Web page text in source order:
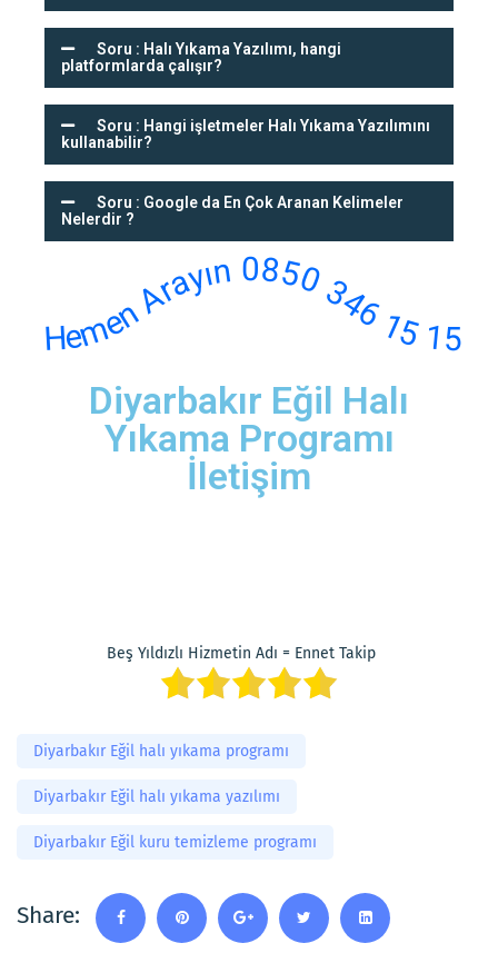
Soru : Halı Yıkama Yazılımı, hangi
platformlarda çalışır?
Soru : Hangi işletmeler Halı Yıkama Yazılımını
kullanabilir?
Soru : Google da En Çok Aranan Kelimeler
Nelerdir ?
Hemen Arayın 0850 346 15 15
Diyarbakır Eğil Halı
Yıkama Programı
İletişim
Beş Yıldızlı Hizmetin Adı = Ennet Takip
Diyarbakır Eğil halı yıkama programı
Diyarbakır Eğil halı yıkama yazılımı
Diyarbakır Eğil kuru temizleme programı
Share: